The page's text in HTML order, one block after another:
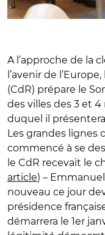
A l’approche de la
l’avenir de
(CdR) prépare le
des villes des 3 et 4
duquel il
Les grandes
commencé à se
le CdR recevait le
article) –
nouveau ce jour
présidence
démarrera le 1er